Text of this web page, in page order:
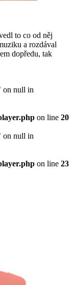
to co od něj
a rozdával
dopředu, tak
on null in
on line 20
on null in
on line 23